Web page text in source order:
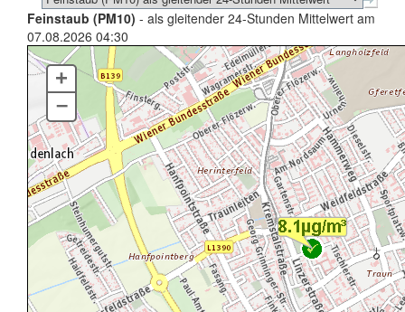
Feinstaub (PM10) - als gleitender 24-Stunden Mittelwert am
07.08.2026 04:30
+
–